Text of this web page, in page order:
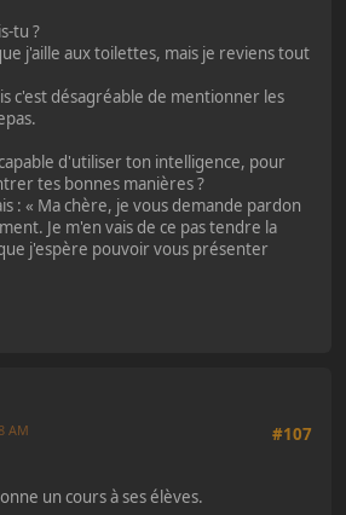
tu ?
j'aille aux toilettes, mais je reviens tout
c'est désagréable de mentionner les
d'utiliser ton intelligence, pour
tes bonnes manières ?
: « Ma chère, je vous demande pardon
Je m'en vais de ce pas tendre la
j'espère pouvoir vous présenter
#107
AM
un cours à ses élèves.